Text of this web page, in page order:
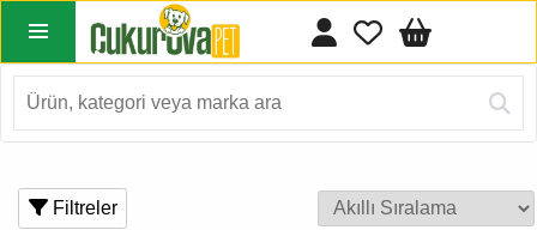
Filtreler